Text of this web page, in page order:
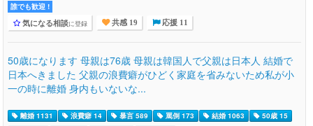
誰でも歓迎 !
気になる相談に登録 共感 19 応援 11
50歳になります 母親は76歳 母親は韓国人で父親は日本人 結婚で
日本へきました 父親の浪費癖がひどく家庭を省みないため私が小
一の時に離婚 身内もいないな...
離婚 1131 浪費癖 14 暴言 589 罵倒 173 結婚 1063
50歳 15